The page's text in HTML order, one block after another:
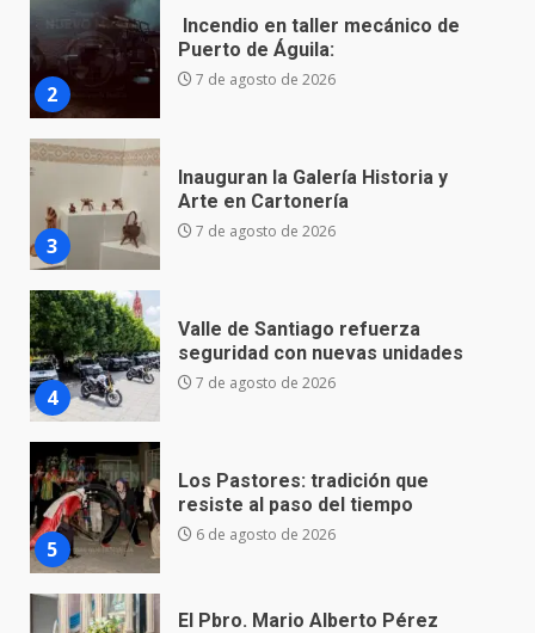
3
Inauguran la Galería Historia y
Arte en Cartonería
7 de agosto de 2026
4
Valle de Santiago refuerza
seguridad con nuevas unidades
7 de agosto de 2026
5
Los Pastores: tradición que
resiste al paso del tiempo
6 de agosto de 2026
6
El Pbro. Mario Alberto Pérez
asume la administración de la
parroquia de Guarapo
FISCALÍA GENERAL DEL ESTADO